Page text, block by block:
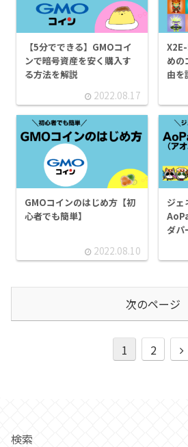
【5分でできる】GMOコイ
ンで暗号資産を安く購入す
る方法を解説
2022.08.17
めの
由を
GMOコインのはじめ方【初
心者でも簡単】
2022.08.10
ジェ
ダパ
次のページ
1 2
次
検索